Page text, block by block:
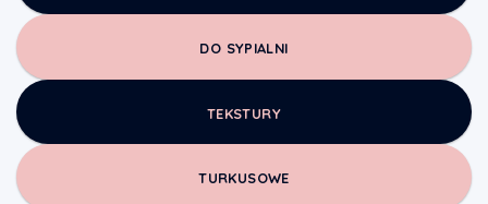
DO SYPIALNI
TEKSTURY
TURKUSOWE